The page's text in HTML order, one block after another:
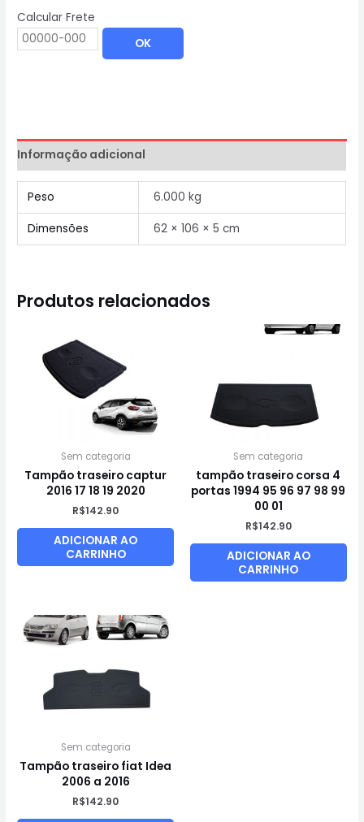
Calcular Frete
OK
Informação adicional
Peso 6.000 kg
Dimensões 62 × 106 × 5 cm
Produtos relacionados
Sem categoria
Tampão traseiro captur
2016 17 18 19 2020
R$142.90
ADICIONAR AO
CARRINHO
Sem categoria
tampão traseiro corsa 4
portas 1994 95 96 97 98 99
00 01
R$142.90
ADICIONAR AO
CARRINHO
Sem categoria
Tampão traseiro fiat Idea
2006 a 2016
R$142.90